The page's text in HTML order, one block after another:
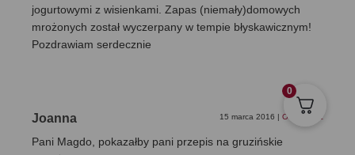
jogurtowymi z wisienkami. Zapas (niemały)domowych
mrożonych został wyczerpany w tempie błyskawicznym!
Pozdrawiam serdecznie
Joanna 15 marca 2016 | Odpowiedz
Pani Magdo, pokazałby pani przepis na gruzińskie
0